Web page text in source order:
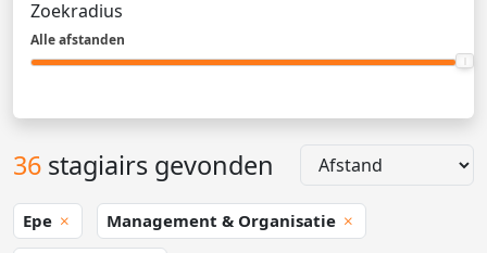
Zoekradius
Alle afstanden
36 stagiairs gevonden
Epe Management & Organisatie